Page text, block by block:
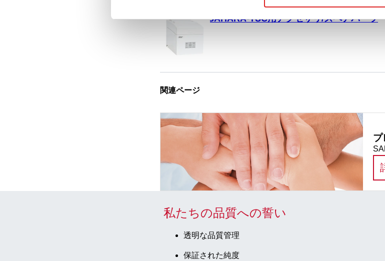
SAHARA-TSC用アクセサリ/スペアパーツ
関連ページ
プ
私たちの品質への誓い
透明な品質管理
保証された純度